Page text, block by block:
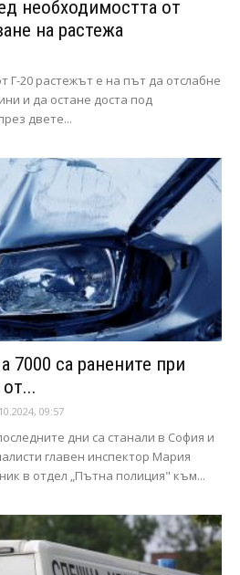
необходимостта от
на растежа
Г-20 растежът е на път да отслабне
и да остане доста под
двете...
7000 са ранените при
09:57
дни са станали в София и
главен инспектор Мария
в отдел „Пътна полиция" към...